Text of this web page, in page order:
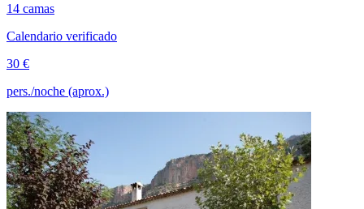
14 camas
Calendario verificado
30 €
pers./noche (aprox.)